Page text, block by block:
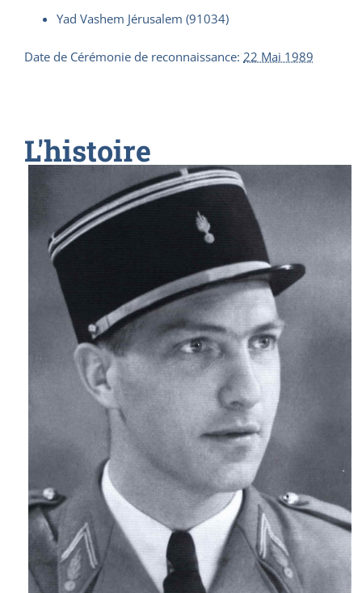
Yad Vashem Jérusalem (91034)
Date de Cérémonie de reconnaissance: 22 Mai 1989
L'histoire